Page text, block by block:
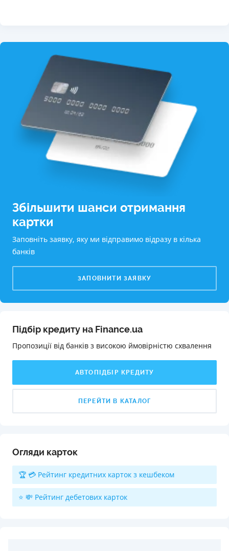
Збільшити шанси отримання
картки
Заповніть заявку, яку ми відправимо відразу в кілька
банків
ЗАПОВНИТИ ЗАЯВКУ
Підбір кредиту на Finance.ua
Пропозиції від банків з високою ймовірністю схвалення️
АВТОПІДБІР КРЕДИТУ
ПЕРЕЙТИ В КАТАЛОГ
Огляди карток
🏆 💳 Рейтинг кредитних карток з кешбеком
⭐ 💸 Рейтинг дебетових карток